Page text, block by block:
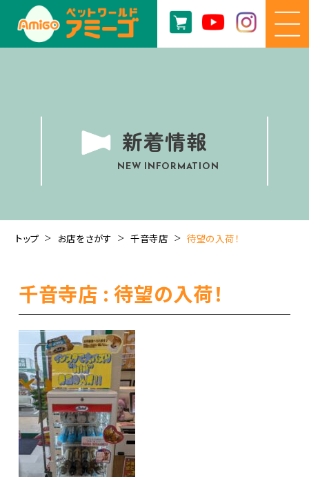
新着情報
NEW INFORMATION
トップ お店をさがす 千音寺店 待望の入荷！
千音寺店 : 待望の入荷！